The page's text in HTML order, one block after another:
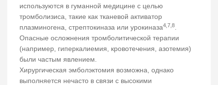
используются в гуманной медицине с целью
тромболизиса, такие как тканевой активатор
плазминогена, стрептокиназа или урокиназа4,7,8
Опасные осложнения тромболитической терапии
(например, гиперкалиемия, кровотечения, азотемия)
были частым явлением.
Хирургическая эмболэктомия возможна, однако
выполняется нечасто в связи с высокими